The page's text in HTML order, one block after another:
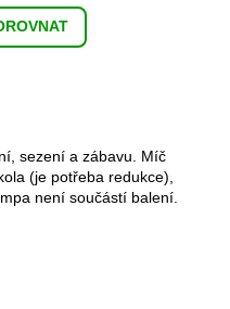
sezení a zábavu. Míč
(je potřeba redukce),
není součástí balení.